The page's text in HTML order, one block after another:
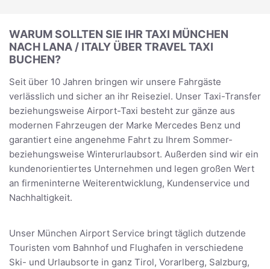
WARUM SOLLTEN SIE IHR TAXI MÜNCHEN
NACH LANA / ITALY ÜBER TRAVEL TAXI
BUCHEN?
Seit über 10 Jahren bringen wir unsere Fahrgäste
verlässlich und sicher an ihr Reiseziel. Unser Taxi-Transfer
beziehungsweise Airport-Taxi besteht zur gänze aus
modernen Fahrzeugen der Marke Mercedes Benz und
garantiert eine angenehme Fahrt zu Ihrem Sommer-
beziehungsweise Winterurlaubsort. Außerden sind wir ein
kundenorientiertes Unternehmen und legen großen Wert
an firmeninterne Weiterentwicklung, Kundenservice und
Nachhaltigkeit.
Unser München Airport Service bringt täglich dutzende
Touristen vom Bahnhof und Flughafen in verschiedene
Ski- und Urlaubsorte in ganz Tirol, Vorarlberg, Salzburg,